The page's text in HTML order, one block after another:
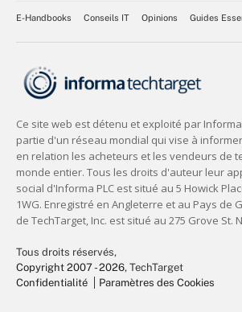
E-Handbooks Conseils IT Opinions Guides
Tous droits réservés,
Copyright 2007 - 2026, TechTarget
Confidentialité
Paramètres des Cookies